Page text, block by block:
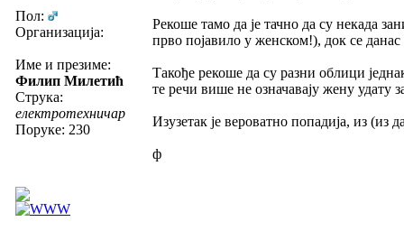
Пол:
Организација:
Име и презиме:
Филип Милетић
Струка:
електротехничар
Поруке: 230
Рекоше тамо да је тачно да су некада
прво појавило у женском!), док се данас
Такође рекоше да су разни облици
те речи више не означавају жену удату
Изузетак је вероватно попадија, из (из
ф